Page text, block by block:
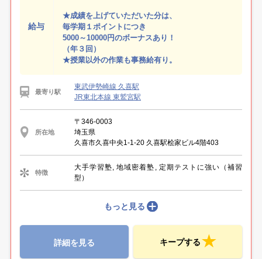
給与
★成績を上げていただいた分は、
毎学期１ポイントにつき
5000～10000円のボーナスあり！
（年３回）
★授業以外の作業も事務給有り。
最寄り駅
東武伊勢崎線 久喜駅
JR東北本線 東鷲宮駅
所在地
〒346-0003
埼玉県
久喜市久喜中央1-1-20 久喜駅桧家ビル4階403
特徴
大手学習塾, 地域密着塾, 定期テストに強い（補習
型）
もっと見る
詳細を見る キープする